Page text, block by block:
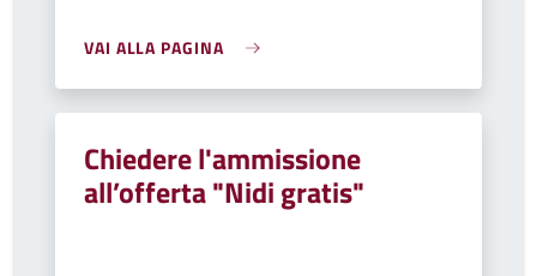
VAI ALLA PAGINA
Chiedere l'ammissione
all’offerta "Nidi gratis"